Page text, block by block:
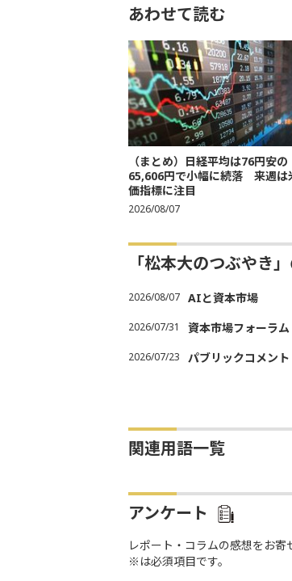
あわせて読む
（まとめ）日経平均は76円安の
65,606円で小幅に続落 来週は
価指標に注目
2026/08/07
「松本大のつぶやき
2026/08/07 AIと資本市場
2026/07/31 資本市場フォーラム
2026/07/23 パブリックコメント
関連用語一覧
アンケート
レポート・コラムの感想をお寄
※は必須項目です。